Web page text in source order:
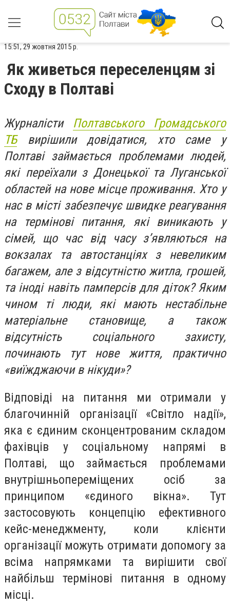
15:51, 29 жовтня 2015 р.
Як живеться переселенцям зі
Сходу в Полтаві
Журналісти Полтавського Громадського
ТБвирішили довідатися, хто саме у
Полтаві займається проблемами людей,
які переїхали з Донецької та Луганської
областей на нове місце проживання. Хто у
нас в місті забезпечує швидке реагування
на термінові питання, які виникають у
сімей, що час від часу з’являються на
вокзалах та автостанціях з невеликим
багажем, але з відсутністю житла, грошей,
та іноді навіть памперсів для діток? Яким
чином ті люди, які мають нестабільне
матеріальне становище, а також
відсутність соціального захисту,
починають тут нове життя, практично
«виїжджаючи в нікуди»?
Відповіді на питання ми отримали у
благочинній організації «Світло надії»,
яка є єдиним сконцентрованим складом
фахівців у соціальному напрямі в
Полтаві, що займається проблемами
внутрішньопереміщених осіб за
принципом «єдиного вікна». Тут
застосовують концепцію ефективного
кейс-менеджменту, коли клієнти
організації можуть отримати допомогу за
всіма напрямками та вирішити свої
найбільш термінові питання в одному
місці.